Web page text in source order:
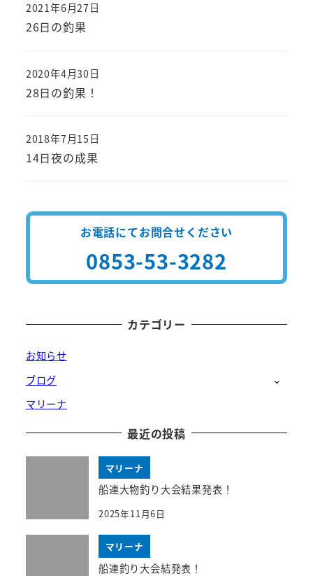
26日の釣果
投稿日
2021年6月27日
28日の釣果！
投稿日
2020年4月30日
14日夜の成果
投稿日
2018年7月15日
お電話にてお問合せください
0853-53-3282
カテゴリー
お知らせ
ブログ
マリーナ
最近の投稿
マリーナ
船連大物釣り大会結果発表！
2025年11月6日
マリーナ
船連釣り大会結発表！